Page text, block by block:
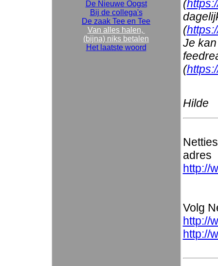
De Nieuwe Oogst
Bij de collega's
De zaak Tee en Tee
Van alles halen,
(bijna) niks betalen
Het laatste woord
(
(
Je
(
Hilde
adres
http://
Volg
http://
http://